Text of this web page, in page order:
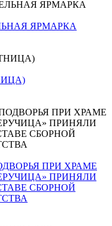
ЯРМАРКА
ПРИ ХРАМЕ
ПРИНЯЛИ
СБОРНОЙ